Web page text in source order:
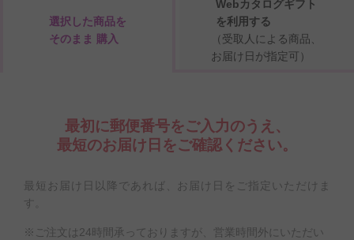
選択した商品を
そのまま 購入
Webカタログギフト
を利用する
（受取人による商品、
お届け日が指定可）
最初に郵便番号をご入力のうえ、
最短のお届け日をご確認ください。
最短お届け日以降であれば、お届け日をご指定いただけま
す。
※ご注文は24時間承っておりますが、営業時間外にいただい